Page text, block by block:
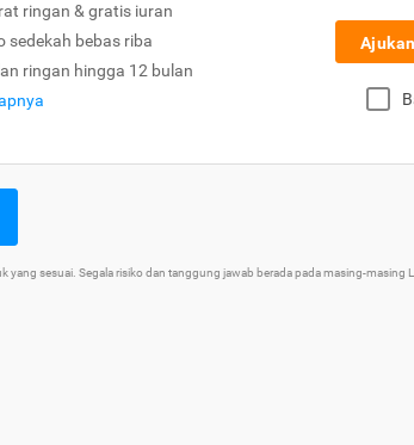
ringan & gratis iuran
sedekah bebas riba
ringan hingga 12 bulan
sesuai. Segala risiko dan tanggung jawab berada pada masing-masing